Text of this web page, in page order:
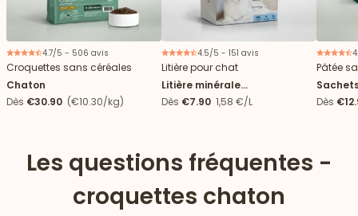
vers le bas
4.7/5 - 506 avis
Croquettes sans céréales
Chaton
Dès €30.90 (€10.30/kg)
4.5/5 - 151 avis
Litière pour chat
Litière minérale
agglomérante - 5L
Dès €7.90 1,58 €/L
Pâtée
Dès
Les questions fréquentes -
croquettes chaton